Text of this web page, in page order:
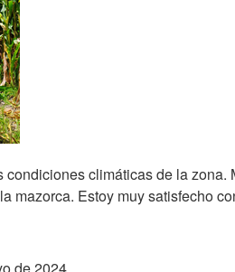
climáticas de la zona.
mazorca. Estoy muy satisfecho